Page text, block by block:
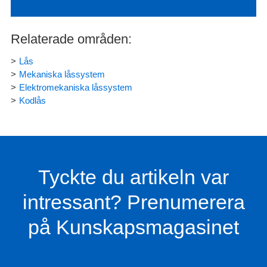
Relaterade områden:
Lås
Mekaniska låssystem
Elektromekaniska låssystem
Kodlås
Tyckte du artikeln var
intressant? Prenumerera
på Kunskapsmagasinet